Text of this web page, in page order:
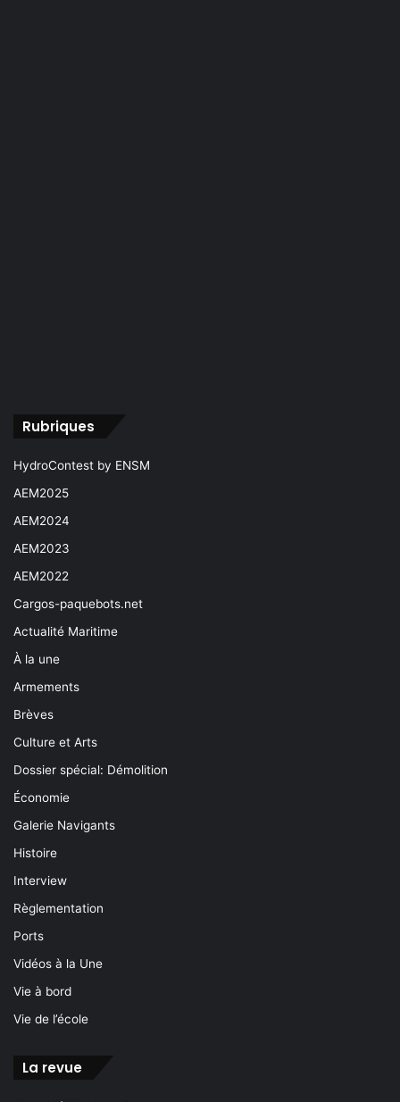
Rubriques
HydroContest by ENSM
AEM2025
AEM2024
AEM2023
AEM2022
Cargos-paquebots.net
Actualité Maritime
À la une
Armements
Brèves
Culture et Arts
Dossier spécial: Démolition
Économie
Galerie Navigants
Histoire
Interview
Règlementation
Ports
Vidéos à la Une
Vie à bord
Vie de l’école
La revue